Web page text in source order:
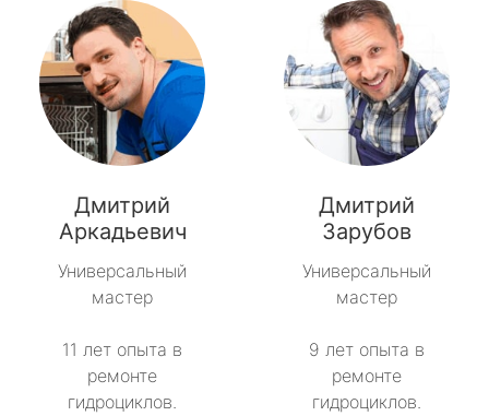
Дмитрий
Аркадьевич
Универсальный
мастер
11 лет опыта в
ремонте
гидроциклов.
Дмитрий
Зарубов
Универсальный
мастер
9 лет опыта в
ремонте
гидроциклов.